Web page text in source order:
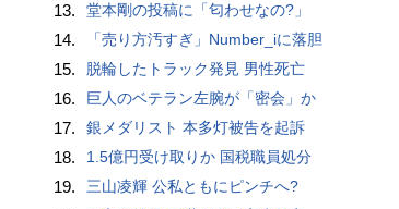
13. 堂本剛の投稿に「匂わせなの?」
14. 「売り方汚すぎ」Number_iに落胆
15. 脱輪したトラック発見 男性死亡
16. 巨人のベテラン左腕が「密会」か
17. 銀メダリスト 本多灯被告を起訴
18. 1.5億円受け取りか 国税職員処分
19. 三山凌輝 公私ともにピンチへ?